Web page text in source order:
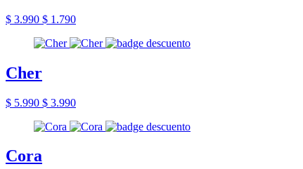
$ 3.990 $ 1.790
Cher
$ 5.990 $ 3.990
Cora